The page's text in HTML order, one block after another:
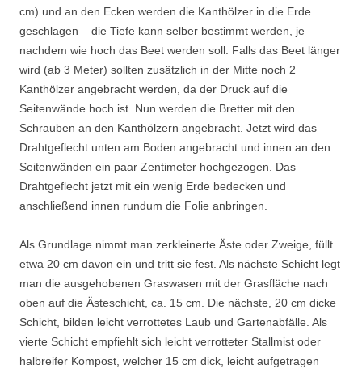
cm) und an den Ecken werden die Kanthölzer in die Erde
geschlagen – die Tiefe kann selber bestimmt werden, je
nachdem wie hoch das Beet werden soll. Falls das Beet länger
wird (ab 3 Meter) sollten zusätzlich in der Mitte noch 2
Kanthölzer angebracht werden, da der Druck auf die
Seitenwände hoch ist. Nun werden die Bretter mit den
Schrauben an den Kanthölzern angebracht. Jetzt wird das
Drahtgeflecht unten am Boden angebracht und innen an den
Seitenwänden ein paar Zentimeter hochgezogen. Das
Drahtgeflecht jetzt mit ein wenig Erde bedecken und
anschließend innen rundum die Folie anbringen.
Als Grundlage nimmt man zerkleinerte Äste oder Zweige, füllt
etwa 20 cm davon ein und tritt sie fest. Als nächste Schicht legt
man die ausgehobenen Graswasen mit der Grasfläche nach
oben auf die Ästeschicht, ca. 15 cm. Die nächste, 20 cm dicke
Schicht, bilden leicht verrottetes Laub und Gartenabfälle. Als
vierte Schicht empfiehlt sich leicht verrotteter Stallmist oder
halbreifer Kompost, welcher 15 cm dick, leicht aufgetragen